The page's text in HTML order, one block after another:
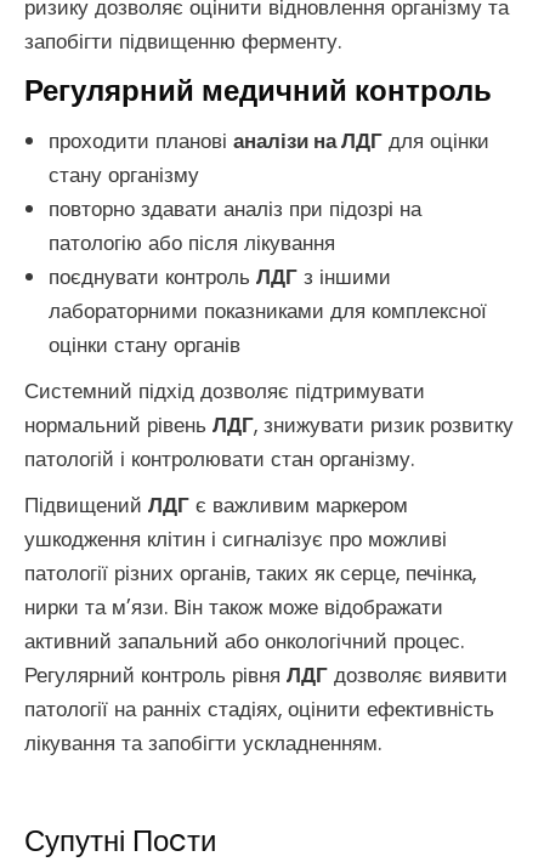
ризику дозволяє оцінити відновлення організму та
запобігти підвищенню ферменту.
Регулярний медичний контроль
проходити планові аналізи на ЛДГ для оцінки
стану організму
повторно здавати аналіз при підозрі на
патологію або після лікування
поєднувати контроль ЛДГ з іншими
лабораторними показниками для комплексної
оцінки стану органів
Системний підхід дозволяє підтримувати
нормальний рівень ЛДГ, знижувати ризик розвитку
патологій і контролювати стан організму.
Підвищений ЛДГ є важливим маркером
ушкодження клітин і сигналізує про можливі
патології різних органів, таких як серце, печінка,
нирки та м’язи. Він також може відображати
активний запальний або онкологічний процес.
Регулярний контроль рівня ЛДГ дозволяє виявити
патології на ранніх стадіях, оцінити ефективність
лікування та запобігти ускладненням.
Супутні Поcти